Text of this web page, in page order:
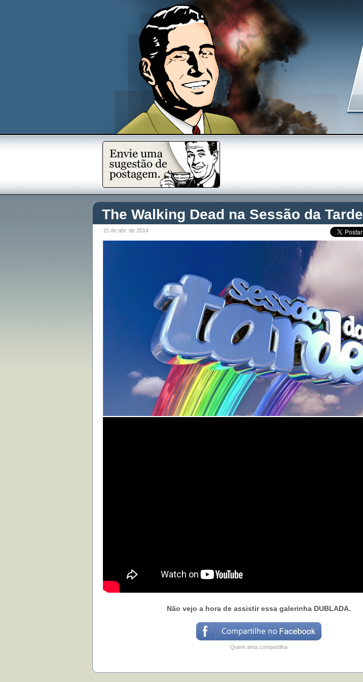
The Walking Dead na Sessão da Tarde
15 de abr. de 2014
Não vejo a hora de assistir essa galerinha DUBLADA.
Quem ama compartilha